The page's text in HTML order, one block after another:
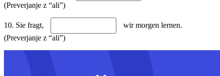
(Preverjanje z “ali”)
10. Sie fragt,
wir morgen lernen.
(Preverjanje z “ali”)